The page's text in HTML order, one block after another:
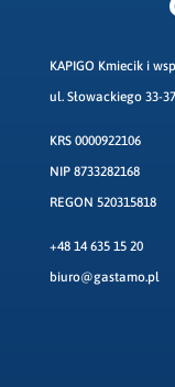
KAPIGO Kmiecik i
ul. Słowackiego 33-
KRS 0000922106
NIP 8733282168
REGON 520315818
+48 14 635 15 20
biuro@gastamo.pl